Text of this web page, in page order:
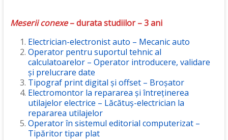
Meserii conexe– durata studiilor – 3 ani
Electrician-electronist auto – Mecanic auto
Operator pentru suportul tehnic al
calculatoarelor – Operator introducere, validare
și prelucrare date
Tipograf print digital și offset – Broșator
Electromontor la repararea și întreținerea
utilajelor electrice – Lăcătuș-electrician la
repararea utilajelor
Operator în sistemul editorial computerizat –
Tipăritor tipar plat